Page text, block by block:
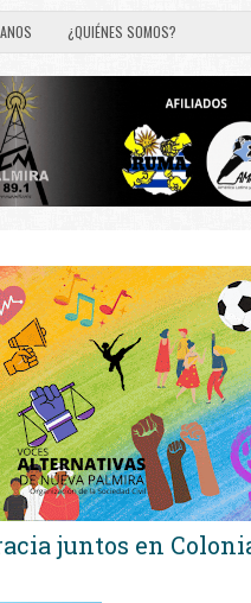
¿QUIÉNES SOMOS?
juntos en